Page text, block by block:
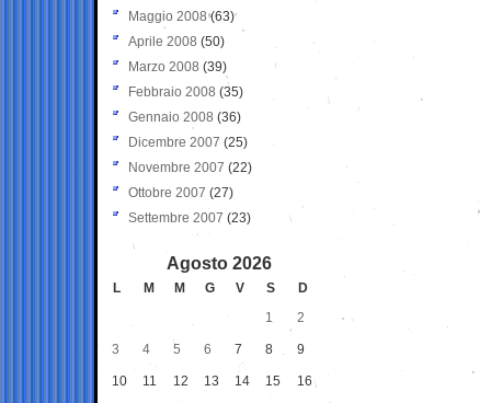
Maggio 2008(63)
Aprile 2008 (50)
Marzo 2008 (39)
Febbraio 2008 (35)
Gennaio 2008 (36)
Dicembre 2007 (25)
Novembre 2007 (22)
Ottobre 2007 (27)
Settembre 2007 (23)
Agosto 2026
L M M G V S
D
1
2
3 4 5 6 7 8 9
10 11 12 13 14 15 16